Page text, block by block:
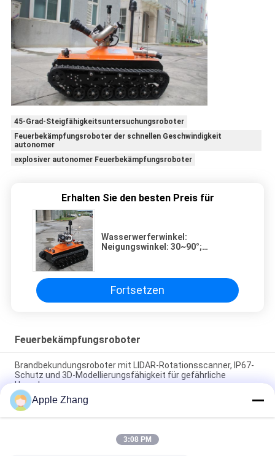
45-Grad-Steigfähigkeitsuntersuchungsroboter
Feuerbekämpfungsroboter der schnellen Geschwindigkeit
autonomer
explosiver autonomer Feuerbekämpfungsroboter
Erhalten Sie den besten Preis für
Wasserwerferwinkel:
Neigungswinkel: 30~90°;
Fortsetzen
Feuerbekämpfungsroboter
Brandbekundungsroboter mit LIDAR-Rotationsscanner, IP67-
Schutz und 3D-Modellierungsfähigkeit für gefährliche
Umgebungen
Strominspektions-Quadruped-Roboterhund (Welpe +
selbstorganisierendes Netzwerk + Laser-Navigation +
Apple Zhang
3:08 PM